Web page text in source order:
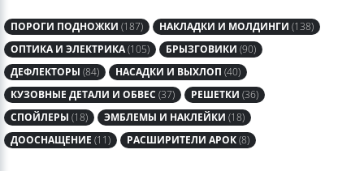
ПОРОГИ ПОДНОЖКИ(187) НАКЛАДКИ И МОЛДИНГИ(138)
ОПТИКА И ЭЛЕКТРИКА(105) БРЫЗГОВИКИ(90)
ДЕФЛЕКТОРЫ(84) НАСАДКИ И ВЫХЛОП(40)
КУЗОВНЫЕ ДЕТАЛИ И ОБВЕС(37) РЕШЕТКИ(36)
СПОЙЛЕРЫ(18) ЭМБЛЕМЫ И НАКЛЕЙКИ(18)
ДООСНАЩЕНИЕ(11) РАСШИРИТЕЛИ АРОК(8)